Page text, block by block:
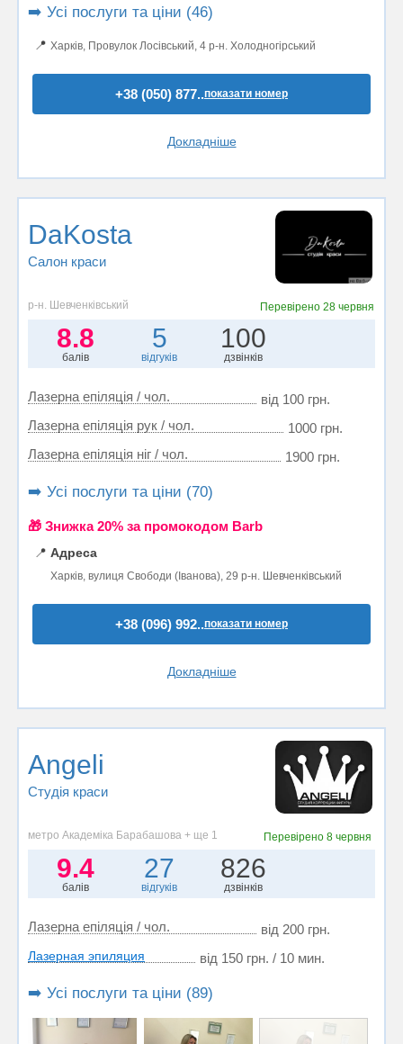
➡️ Усі послуги та ціни (46)
📍 Харків, Провулок Лосівський, 4 р-н. Холодногірський
+38 (050) 877..показати номер
Докладніше
DaKosta
Салон краси
р-н. Шевченківський Перевірено28 червня
8.8
балів
5
відгуків
100
дзвінків
Лазерна епіляція / чол.
від 100 грн.
Лазерна епіляція рук / чол.
1000 грн.
Лазерна епіляція ніг / чол.
1900 грн.
➡️ Усі послуги та ціни (70)
🎁 Знижка 20% за промокодом Barb
📍 Адреса
Харків, вулиця Свободи (Іванова), 29 р-н. Шевченківський
+38 (096) 992..показати номер
Докладніше
Angeli
Студія краси
метро Академіка Барабашова + ще 1 Перевірено 8 червня
9.4
балів
27
відгуків
826
дзвінків
Лазерна епіляція / чол. від 200 грн.
Лазерная эпиляция від 150 грн. / 10 мин.
➡️ Усі послуги та ціни (89)